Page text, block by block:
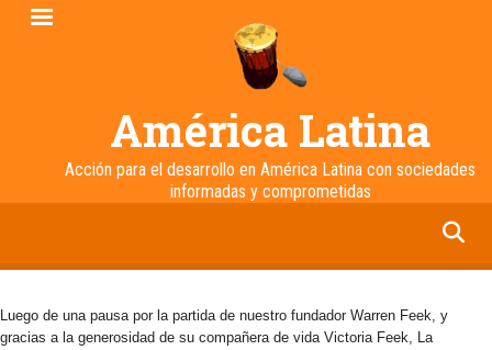
Pasar
América Latina
Acción para el desarrollo en América Latina con sociedades
informadas y comprometidas
Luego de una pausa por la partida de nuestro fundador Warren Feek, y
gracias a la generosidad de su compañera de vida Victoria Feek, La